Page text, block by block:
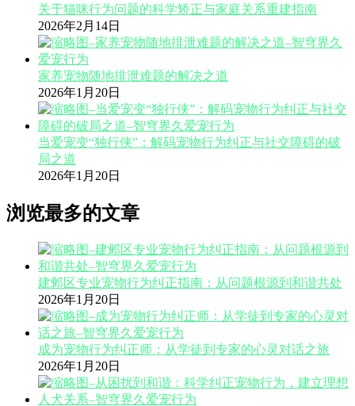
关于猫咪行为问题的科学矫正与家庭关系重建指南
2026年2月14日
家养宠物随地排泄难题的解决之道
2026年1月20日
当爱宠变“独行侠”：解码宠物行为纠正与社交障碍的破
局之道
2026年1月20日
浏览最多的文章
建邺区专业宠物行为纠正指南：从问题根源到和谐共处
2026年1月20日
成为宠物行为纠正师：从学徒到专家的心灵对话之旅
2026年1月20日